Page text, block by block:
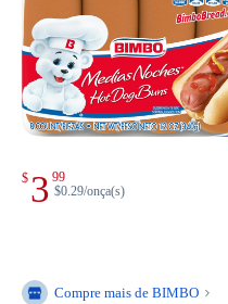
$ 3 99
$0.29/onça(s)
Compre mais de BIMBO